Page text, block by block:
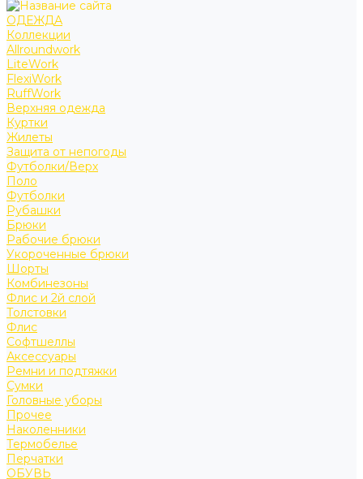
ОДЕЖДА
Коллекции
Allroundwork
LiteWork
FlexiWork
RuffWork
Верхняя одежда
Куртки
Жилеты
Защита от непогоды
Футболки/Верх
Поло
Футболки
Рубашки
Брюки
Рабочие брюки
Укороченные брюки
Шорты
Комбинезоны
Флис и 2й слой
Толстовки
Флис
Софтшеллы
Аксессуары
Ремни и подтяжки
Сумки
Головные уборы
Прочее
Наколенники
Термобелье
Перчатки
ОБУВЬ